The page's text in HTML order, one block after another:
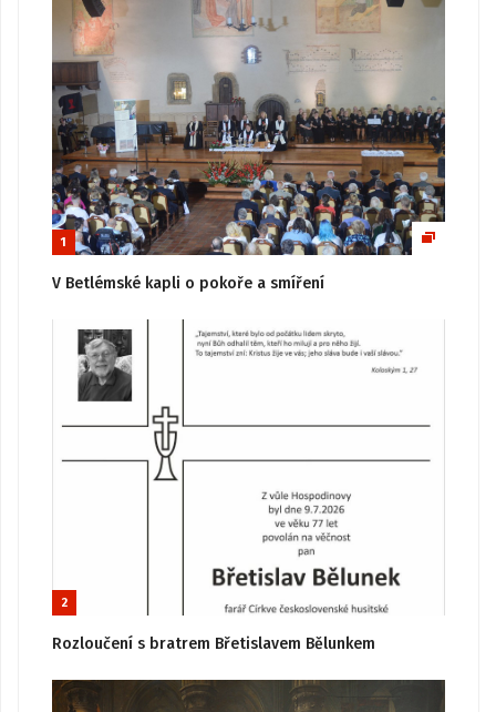
1
V Betlémské kapli o pokoře a smíření
2
Rozloučení s bratrem Břetislavem Bělunkem